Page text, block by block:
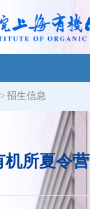
> 招生信息
机所夏令